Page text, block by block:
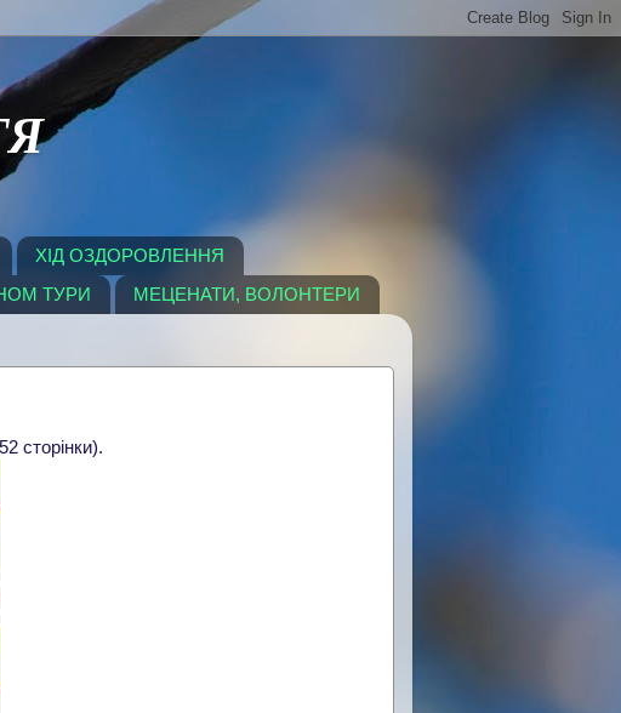
ХІД ОЗДОРОВЛЕННЯ
ТУРИ МЕЦЕНАТИ, ВОЛОНТЕРИ
сторінки).